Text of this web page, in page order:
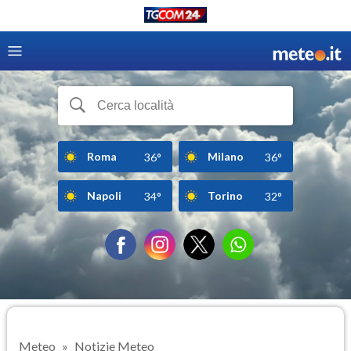
Roma 36° Milano 36°
Napoli 34° Torino 32°
Meteo Notizie Meteo